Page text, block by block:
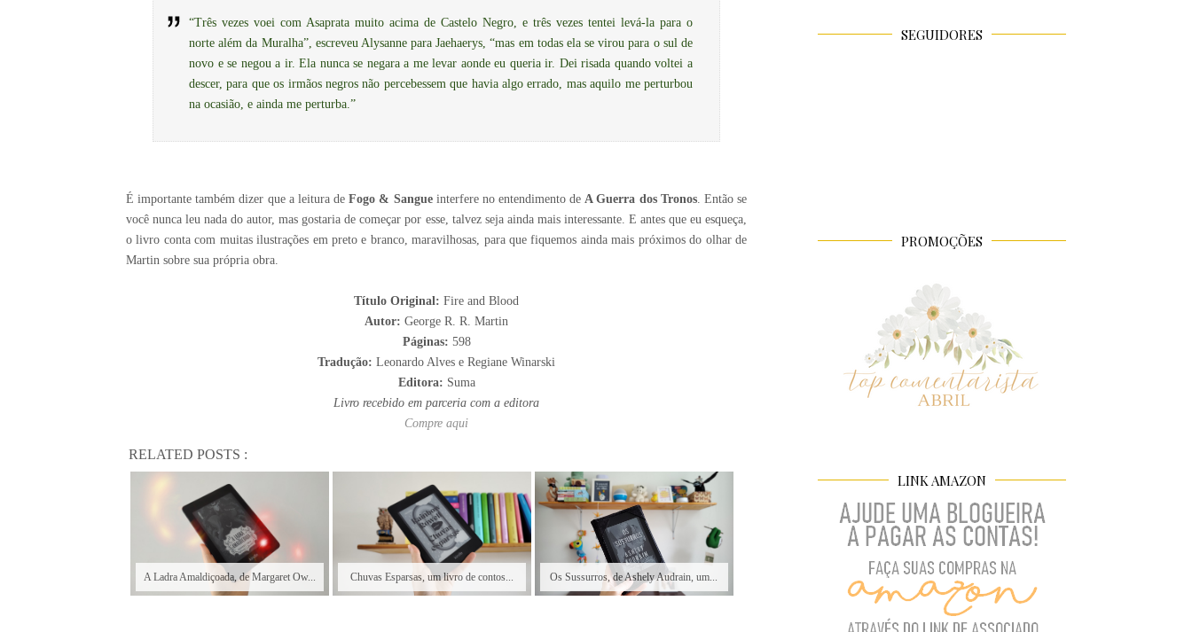
“Três vezes voei com Asaprata muito acima de Castelo Negro, e três vezes tentei levá-la para o
norte além da Muralha”, escreveu Alysanne para Jaehaerys, “mas em todas ela se virou para o sul de
novo e se negou a ir. Ela nunca se negara a me levar aonde eu queria ir. Dei risada quando voltei a
descer, para que os irmãos negros não percebessem que havia algo errado, mas aquilo me perturbou
na ocasião, e ainda me perturba.”
É importante também dizer que a leitura deFogo & Sangueinterfere no entendimento de A Guerra dos Tronos. Então se
você nunca leu nada do autor, mas gostaria de começar por esse, talvez seja ainda mais interessante. E antes que eu esqueça,
o livro conta com muitas ilustrações em preto e branco, maravilhosas, para que fiquemos ainda mais próximos do olhar de
Martin sobre sua própria obra.
Título Original: Fire and Blood
Autor: George R. R. Martin
Páginas: 598
Tradução: Leonardo Alves e Regiane Winarski
Editora: Suma
Livro recebido em parceria com a editora
Compre aqui
RELATED POSTS :
A Ladra Amaldiçoada, de Margaret Ow... Chuvas Esparsas, um livro de contos... Os Sussurros, de Ashely Audrain, um...
SEGUIDORES
PROMOÇÕES
LINK AMAZON